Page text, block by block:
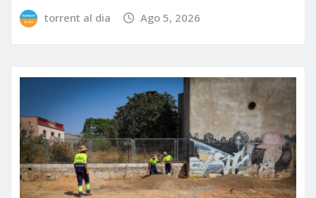
torrent al dia Ago 5, 2026